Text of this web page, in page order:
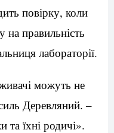
повірку, коли
на правильність
лабораторії.
можуть не
Деревляний. –
та їхні родичі».